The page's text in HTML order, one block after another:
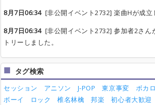
8月7日06:34[非公開イベント2732] 楽曲Hが成立
8月7日06:34[非公開イベント2732] 参加者2さん
トリーしました。
タグ検索
セッション アニソン J-POP 東京事変 ボカロ
ボーイ
ロック 椎名林檎 邦楽 初心者大歓迎